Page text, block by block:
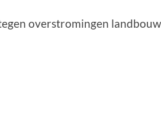
overstromingen landbouw